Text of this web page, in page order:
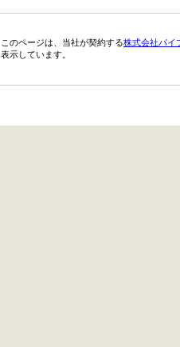
このページは、当社が契約する株式会社パイ
表示しています。